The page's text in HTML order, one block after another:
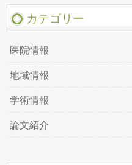
カテゴリー
医院情報
地域情報
学術情報
論文紹介